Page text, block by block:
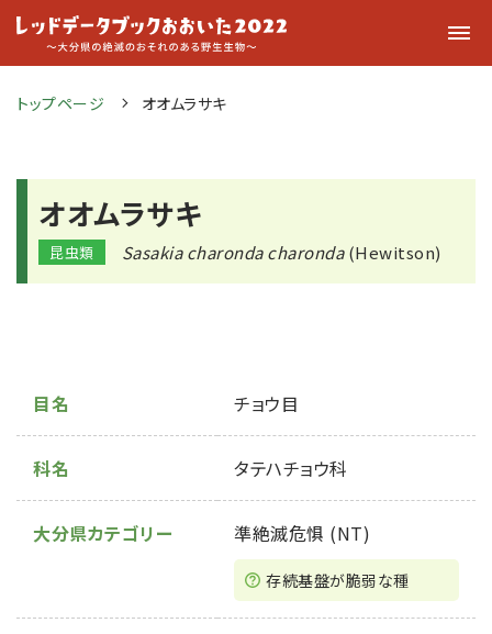
トップページ オオムラサキ
オオムラサキ
昆虫類 Sasakia charonda charonda(Hewitson)
目名 チョウ目
科名 タテハチョウ科
大分県カテゴリー 準絶滅危惧 (NT)
存続基盤が脆弱な種